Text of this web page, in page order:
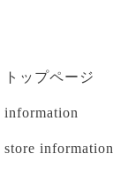
トップページ
information
store information